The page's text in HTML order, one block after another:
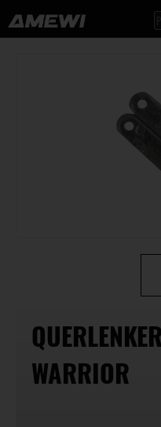
WARRIOR